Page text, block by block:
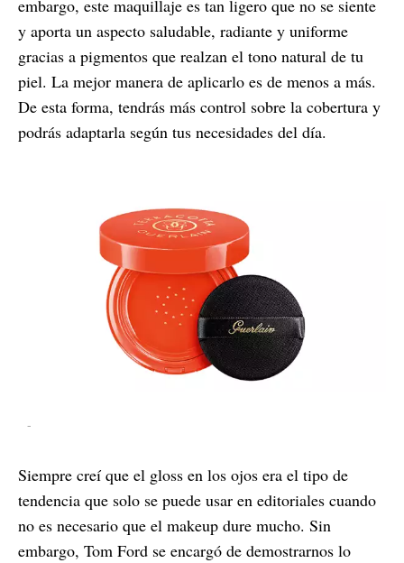
embargo, este maquillaje es tan ligero que no se siente
y aporta un aspecto saludable, radiante y uniforme
gracias a pigmentos que realzan el tono natural de tu
piel. La mejor manera de aplicarlo es de menos a más.
De esta forma, tendrás más control sobre la cobertura y
podrás adaptarla según tus necesidades del día.
-
Siempre creí que el gloss en los ojos era el tipo de
tendencia que solo se puede usar en editoriales cuando
no es necesario que el makeup dure mucho. Sin
embargo, Tom Ford se encargó de demostrarnos lo